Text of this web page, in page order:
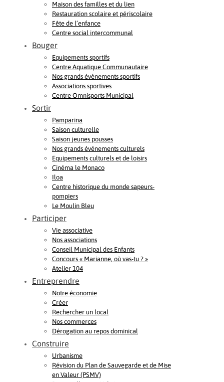
Maison des familles et du lien
Restauration scolaire et périscolaire
Fête de l’enfance
Centre social intercommunal
Bouger
Equipements sportifs
Centre Aquatique Communautaire
Nos grands évènements sportifs
Associations sportives
Centre Omnisports Municipal
Sortir
Pamparina
Saison culturelle
Saison jeunes pousses
Nos grands événements culturels
Equipements culturels et de loisirs
Cinéma le Monaco
Iloa
Centre historique du monde sapeurs-
pompiers
Le Moulin Bleu
Participer
Vie associative
Nos associations
Conseil Municipal des Enfants
Concours « Marianne, où vas-tu ? »
Atelier 104
Entreprendre
Notre économie
Créer
Rechercher un local
Nos commerces
Dérogation au repos dominical
Construire
Urbanisme
Révision du Plan de Sauvegarde et de Mise
en Valeur (PSMV)